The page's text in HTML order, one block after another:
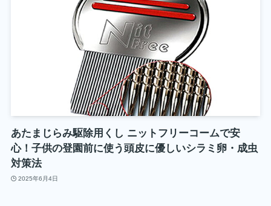
あたまじらみ駆除用くし ニットフリーコームで安
心！子供の登園前に使う頭皮に優しいシラミ卵・成虫
対策法
2025年6月4日